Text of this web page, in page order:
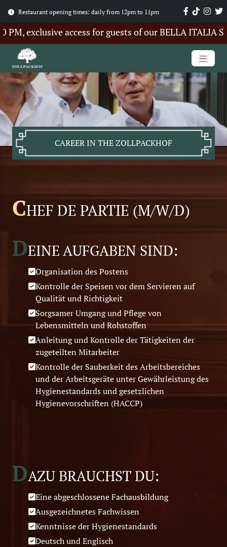
Restaurant opening times: daily from 12pm to 11pm
access for guests of our BELLA ITALIA
CAREER IN THE ZOLLPACKHOF
CHEF DE PARTIE (M/W/D)
DEINE AUFGABEN SIND:
Organisation des Postens
Kontrolle der Speisen vor dem Servieren auf
Qualität und Richtigkeit
Sorgsamer Umgang und Pflege von
Lebensmitteln und Rohstoffen
Anleitung und Kontrolle der Tätigkeiten der
zugeteilten Mitarbeiter
Kontrolle der Sauberkeit des Arbeitsbereiches
und der Arbeitsgeräte unter Gewährleistung des
Hygienestandards und gesetzlichen
Hygienevorschriften (HACCP)
DAZU BRAUCHST DU:
Eine abgeschlossene Fachausbildung
Ausgezeichnetes Fachwissen
Kenntnisse der Hygienestandards
Deutsch und Englisch